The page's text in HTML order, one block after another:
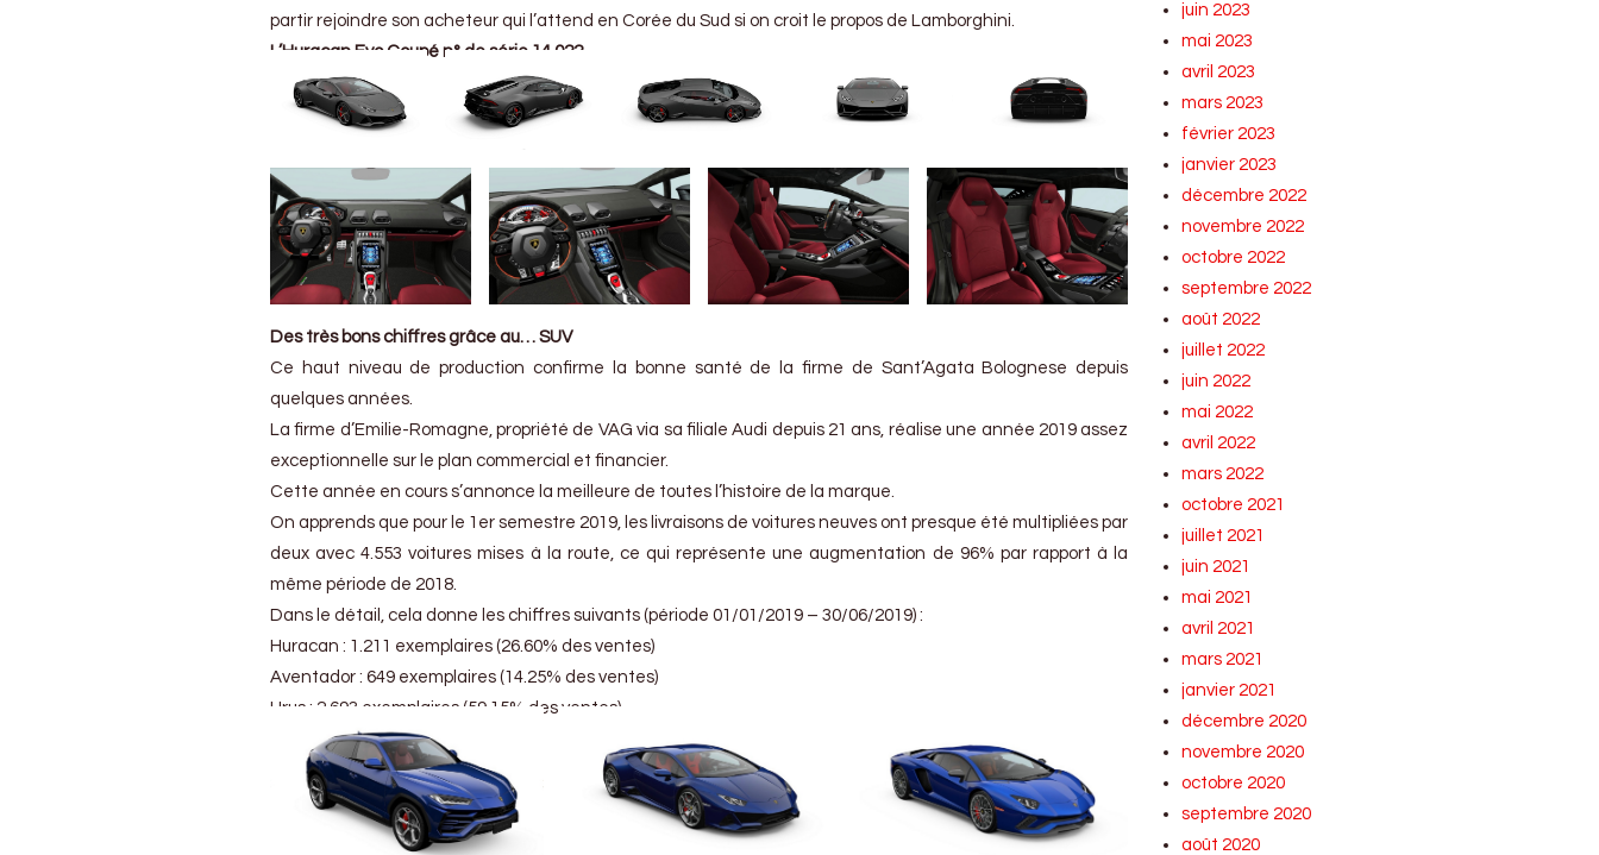
partir rejoindre son acheteur qui l’attend en Corée du Sud si on croit le propos de Lamborghini.
L’Huracan Evo Coupé n° de série 14.022
Des très bons chiffres grâce au… SUV
Ce haut niveau de production confirme la bonne santé de la firme de Sant’Agata Bolognese depuis
quelques années.
La firme d’Emilie-Romagne, propriété de VAG via sa filiale Audi depuis 21 ans, réalise une année 2019 assez
exceptionnelle sur le plan commercial et financier.
Cette année en cours s’annonce la meilleure de toutes l’histoire de la marque.
On apprends que pour le 1er semestre 2019, les livraisons de voitures neuves ont presque été multipliées par
deux avec 4.553 voitures mises à la route, ce qui représente une augmentation de 96% par rapport à la
même période de 2018.
Dans le détail, cela donne les chiffres suivants (période 01/01/2019 – 30/06/2019) :
Huracan : 1.211 exemplaires (26.60% des ventes)
Aventador : 649 exemplaires (14.25% des ventes)
Urus : 2.693 exemplaires (59.15% des ventes)
juin 2023
mai 2023
avril 2023
mars 2023
février 2023
janvier 2023
décembre 2022
novembre 2022
octobre 2022
septembre 2022
août 2022
juillet 2022
juin 2022
mai 2022
avril 2022
mars 2022
octobre 2021
juillet 2021
juin 2021
mai 2021
avril 2021
mars 2021
janvier 2021
décembre 2020
novembre 2020
octobre 2020
septembre 2020
août 2020